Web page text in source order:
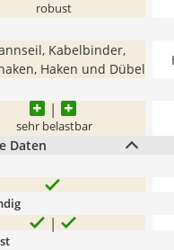
robust
Kabelbinder,
Haken und Dübel
sehr belastbar
Daten